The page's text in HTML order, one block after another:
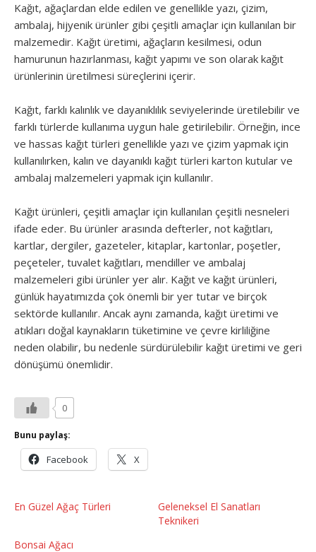
Kağıt, ağaçlardan elde edilen ve genellikle yazı, çizim,
ambalaj, hijyenik ürünler gibi çeşitli amaçlar için kullanılan bir
malzemedir. Kağıt üretimi, ağaçların kesilmesi, odun
hamurunun hazırlanması, kağıt yapımı ve son olarak kağıt
ürünlerinin üretilmesi süreçlerini içerir.
Kağıt, farklı kalınlık ve dayanıklılık seviyelerinde üretilebilir ve
farklı türlerde kullanıma uygun hale getirilebilir. Örneğin, ince
ve hassas kağıt türleri genellikle yazı ve çizim yapmak için
kullanılırken, kalın ve dayanıklı kağıt türleri karton kutular ve
ambalaj malzemeleri yapmak için kullanılır.
Kağıt ürünleri, çeşitli amaçlar için kullanılan çeşitli nesneleri
ifade eder. Bu ürünler arasında defterler, not kağıtları,
kartlar, dergiler, gazeteler, kitaplar, kartonlar, poşetler,
peçeteler, tuvalet kağıtları, mendiller ve ambalaj
malzemeleri gibi ürünler yer alır. Kağıt ve kağıt ürünleri,
günlük hayatımızda çok önemli bir yer tutar ve birçok
sektörde kullanılır. Ancak aynı zamanda, kağıt üretimi ve
atıkları doğal kaynakların tüketimine ve çevre kirliliğine
neden olabilir, bu nedenle sürdürülebilir kağıt üretimi ve geri
dönüşümü önemlidir.
0
Bunu paylaş:
Facebook X
En Güzel Ağaç Türleri
Geleneksel El Sanatları
Teknikeri
Bonsai Ağacı